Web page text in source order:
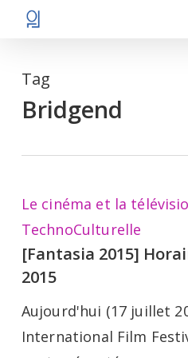
Skip
content
Tag
Bridgend
[Fantasia
2015]
Horaire
du
17
juillet
Le cinéma et la
TechnoCulturelle
[Fantasia 2015]
2015
Aujourd'hui (17 juillet
International Film